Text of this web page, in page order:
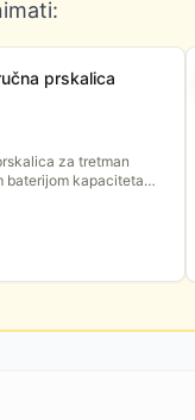
prskalica
za tretman
baterijom kapaciteta